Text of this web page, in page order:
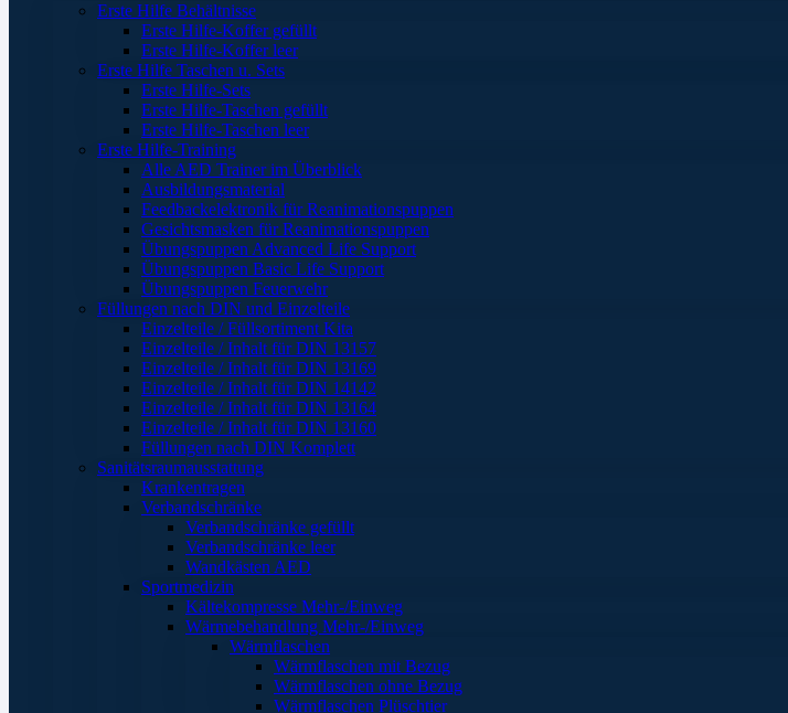
Erste Hilfe Behältnisse
Erste Hilfe-Koffer gefüllt
Erste Hilfe-Koffer leer
Erste Hilfe Taschen u. Sets
Erste Hilfe-Sets
Erste Hilfe-Taschen gefüllt
Erste Hilfe-Taschen leer
Erste Hilfe-Training
Alle AED Trainer im Überblick
Ausbildungsmaterial
Feedbackelektronik für Reanimationspuppen
Gesichtsmasken für Reanimationspuppen
Übungspuppen Advanced Life Support
Übungspuppen Basic Life Support
Übungspuppen Feuerwehr
Füllungen nach DIN und Einzelteile
Einzelteile / Füllsortiment Kita
Einzelteile / Inhalt für DIN 13157
Einzelteile / Inhalt für DIN 13169
Einzelteile / Inhalt für DIN 14142
Einzelteile / Inhalt für DIN 13164
Einzelteile / Inhalt für DIN 13160
Füllungen nach DIN Komplett
Sanitätsraumausstattung
Krankentragen
Verbandschränke
Verbandschränke gefüllt
Verbandschränke leer
Wandkästen AED
Sportmedizin
Kältekompresse Mehr-/Einweg
Wärmebehandlung Mehr-/Einweg
Wärmflaschen
Wärmflaschen mit Bezug
Wärmflaschen ohne Bezug
Wärmflaschen Plüschtier